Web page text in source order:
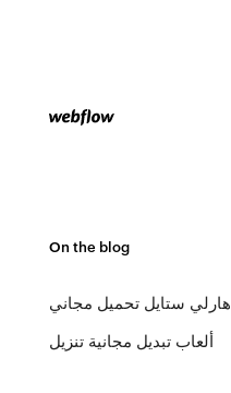
On the blog
هارلي ستايل تحميل مجاني
ألعاب تبديل مجانية تنزيل